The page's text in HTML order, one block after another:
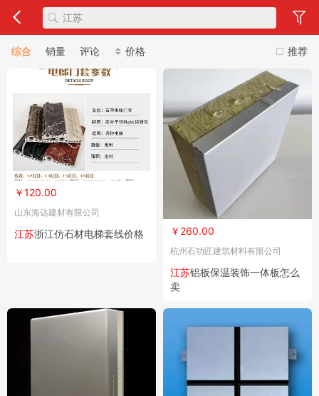
推荐
综合 销量 评论 价格
￥120.00
山东海达建材有限公司
江苏浙江仿石材电梯套线价格 ￥260.00
杭州石功匠建筑材料有限公司
江苏铝板保温装饰一体板怎么
卖